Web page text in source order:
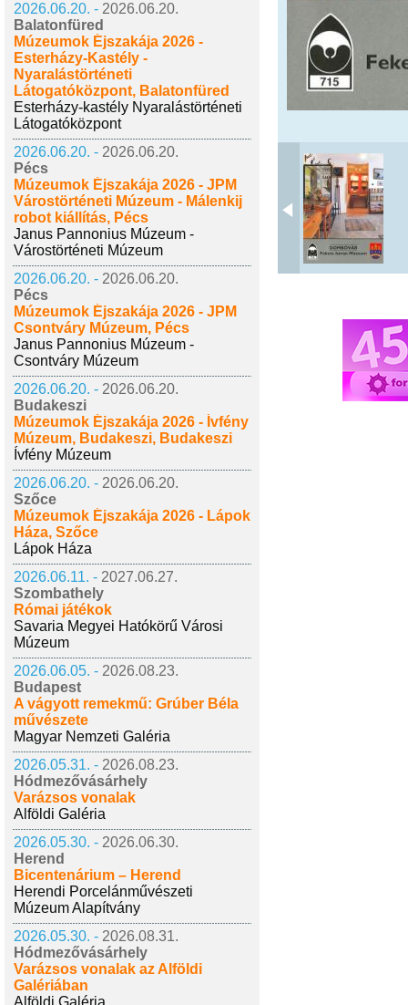
2026.06.20. - 2026.06.20.
Balatonfüred
Múzeumok Éjszakája 2026 -
Esterházy-Kastély -
Nyaralástörténeti
Látogatóközpont, Balatonfüred
Esterházy-kastély Nyaralástörténeti
Látogatóközpont
2026.06.20. - 2026.06.20.
Pécs
Múzeumok Éjszakája 2026 - JPM
Várostörténeti Múzeum - Málenkij
robot kiállítás, Pécs
Janus Pannonius Múzeum -
Várostörténeti Múzeum
2026.06.20. - 2026.06.20.
Pécs
Múzeumok Éjszakája 2026 - JPM
Csontváry Múzeum, Pécs
Janus Pannonius Múzeum -
Csontváry Múzeum
2026.06.20. - 2026.06.20.
Budakeszi
Múzeumok Éjszakája 2026 - Ívfény
Múzeum, Budakeszi, Budakeszi
Ívfény Múzeum
2026.06.20. - 2026.06.20.
Szőce
Múzeumok Éjszakája 2026 - Lápok
Háza, Szőce
Lápok Háza
2026.06.11. - 2027.06.27.
Szombathely
Római játékok
Savaria Megyei Hatókörű Városi
Múzeum
2026.06.05. - 2026.08.23.
Budapest
A vágyott remekmű: Grúber Béla
művészete
Magyar Nemzeti Galéria
2026.05.31. - 2026.08.23.
Hódmezővásárhely
Varázsos vonalak
Alföldi Galéria
2026.05.30. - 2026.06.30.
Herend
Bicentenárium – Herend
Herendi Porcelánművészeti
Múzeum Alapítvány
2026.05.30. - 2026.08.31.
Hódmezővásárhely
Varázsos vonalak az Alföldi
Galériában
Alföldi Galéria